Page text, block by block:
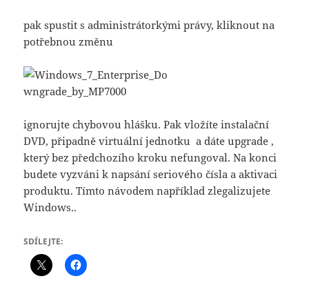
pak spustit s administrátorkými právy, kliknout na
potřebnou změnu
ignorujte chybovou hlášku. Pak vložíte instalační
DVD, připadně virtuální jednotku a dáte upgrade ,
který bez předchozího kroku nefungoval. Na konci
budete vyzváni k napsání seriového čísla a aktivaci
produktu. Tímto návodem například zlegalizujete
Windows..
SDÍLEJTE: